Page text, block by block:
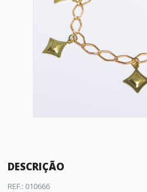
DESCRIÇÃO
REF.: 010666